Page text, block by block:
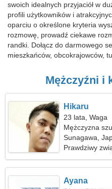
swoich idealnych przyjaciół w
profili użytkowników i
oparciu o określone kryteria
rozmowę, prowadź ciekawe
randki. Dołącz do darmowego
mieszkańców, obcokrajowców,
Mężczyźni i
Hikaru
23 lata, Waga
Mężczyzna
Sunagawa,
Prawdziwy
Ayana